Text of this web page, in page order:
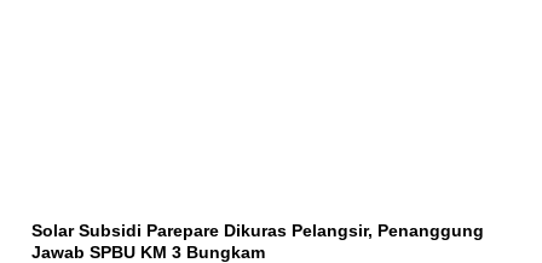
Solar Subsidi Parepare Dikuras Pelangsir, Penanggung
Jawab SPBU KM 3 Bungkam